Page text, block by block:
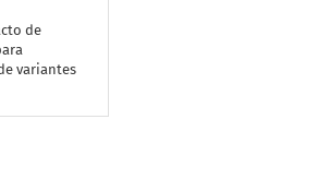
de
variantes